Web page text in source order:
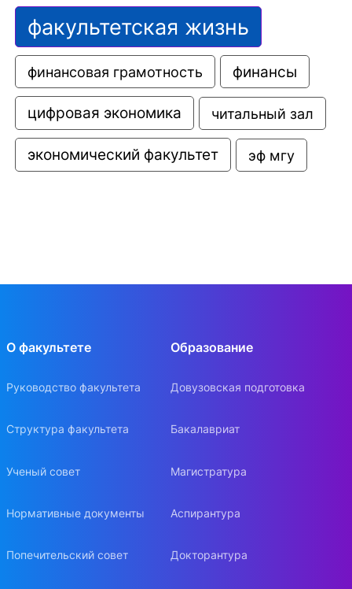
факультетская жизнь
финансовая грамотность финансы
цифровая экономика читальный зал
экономический факультет эф мгу
О факультете
Руководство факультета
Структура факультета
Ученый совет
Нормативные документы
Попечительский совет
Образование
Довузовская подготовка
Бакалавриат
Магистратура
Аспирантура
Докторантура